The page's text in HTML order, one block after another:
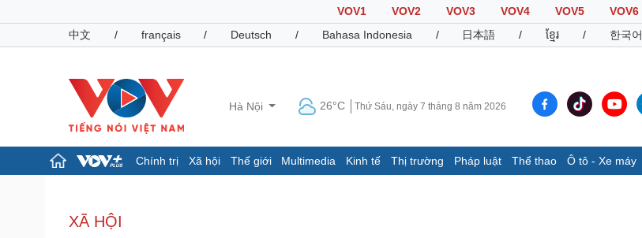
VOV1 VOV2 VOV3 VOV4 VOV5 VOV6
中文
/ français / Deutsch / Bahasa Indonesia / 日本語 / ខ្មែរ / 한국어
Hà Nội 26°C Thứ Sáu, ngày 7 tháng 8 năm 2026
Chính trị Xã hội Thế giới Multimedia Kinh tế Thị trường Pháp luật Thể thao Ô tô - Xe máy
Đảng
Tổ chức nhân sự
XÃ HỘI